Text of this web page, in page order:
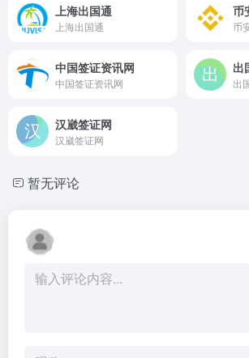
上海出国通
上海出国通
币
币
中国签证资讯网
中国签证资讯网
出
出
汉崴签证网
汉崴签证网
暂无评论